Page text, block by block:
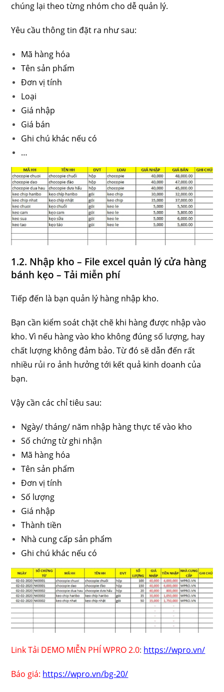
chúng lại theo từng nhóm cho dễ quản lý.
Yêu cầu thông tin đặt ra như sau:
Mã hàng hóa
Tên sản phẩm
Đơn vị tính
Loại
Giá nhập
Giá bán
Ghi chú khác nếu có
…
1.2. Nhập kho – File excel quản lý cửa hàng
bánh kẹo – Tải miễn phí
Tiếp đến là bạn quản lý hàng nhập kho.
Bạn cần kiểm soát chặt chẽ khi hàng được nhập vào
kho. Vì nếu hàng vào kho không đúng số lượng, hay
chất lượng không đảm bảo. Từ đó sẽ dẫn đến rất
nhiều rủi ro ảnh hưởng tới kết quả kinh doanh của
bạn.
Vậy cần các chỉ tiêu sau:
Ngày/ tháng/ năm nhập hàng thực tế vào kho
Số chứng từ ghi nhận
Mã hàng hóa
Tên sản phẩm
Đơn vị tính
Số lượng
Giá nhập
Thành tiền
Nhà cung cấp sản phẩm
Ghi chú khác nếu có
Link Tải DEMO MIỄN PHÍ WPRO 2.0: https://wpro.vn/
Báo giá: https://wpro.vn/bg-20/